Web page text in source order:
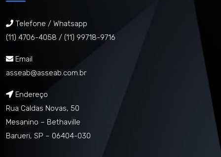
Telefone / Whatsapp
(11) 4706-4058 / (11) 99718-9716
Email
asseab@asseab.com.br
Endereço
Rua Caldas Novas, 50
Mesanino – Bethaville
Barueri, SP – 06404-030